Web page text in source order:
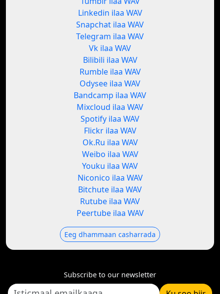
Linkedin ilaa WAV
Snapchat ilaa WAV
Telegram ilaa WAV
Vk ilaa WAV
Bilibili ilaa WAV
Rumble ilaa WAV
Odysee ilaa WAV
Bandcamp ilaa WAV
Mixcloud ilaa WAV
Spotify ilaa WAV
Flickr ilaa WAV
Ok.Ru ilaa WAV
Weibo ilaa WAV
Youku ilaa WAV
Niconico ilaa WAV
Bitchute ilaa WAV
Rutube ilaa WAV
Peertube ilaa WAV
Eeg dhammaan casharrada
Subscribe to our newsletter